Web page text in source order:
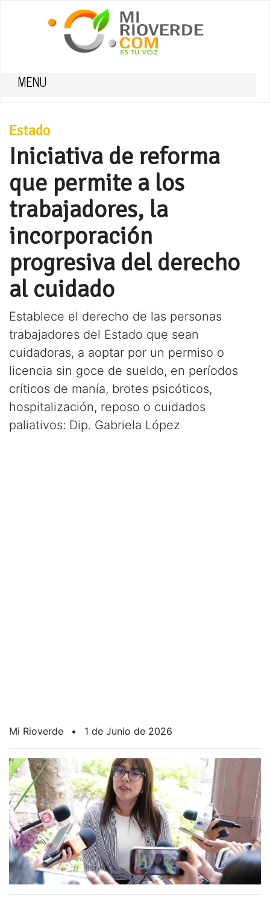
MENU
Estado
Iniciativa de reforma
que permite a los
trabajadores, la
incorporación
progresiva del derecho
al cuidado
Establece el derecho de las personas
trabajadores del Estado que sean
cuidadoras, a aoptar por un permiso o
licencia sin goce de sueldo, en períodos
críticos de manía, brotes psicóticos,
hospitalización, reposo o cuidados
paliativos: Dip. Gabriela López
Mi Rioverde • 1 de Junio de 2026